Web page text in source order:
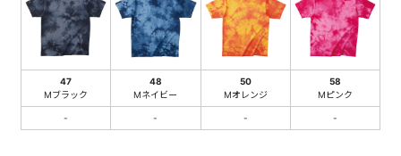
47
Mブラック
-
48
Mネイビー
-
50
Mオレンジ
-
58
Mピンク
-